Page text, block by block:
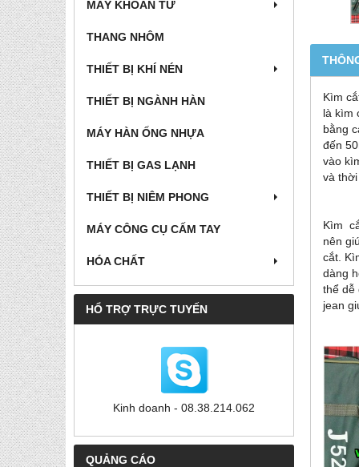
MÁY KHOAN TỪ
THANG NHÔM
THIẾT BỊ KHÍ NÉN
THIẾT BỊ NGÀNH HÀN
MÁY HÀN ỐNG NHỰA
THIẾT BỊ GAS LẠNH
THIẾT BỊ NIÊM PHONG
MÁY CÔNG CỤ CẤM TAY
HÓA CHẤT
HỔ TRỢ TRỰC TUYẾN
Kinh doanh - 08.38.214.062
QUẢNG CÁO
Kìm
là kìm
bằng
đến
vào
và thời
Kìm
nên
cắt.
dàng
thể dễ
jean